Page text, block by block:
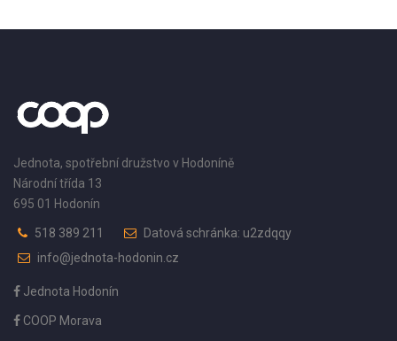
Jednota, spotřební družstvo v Hodoníně
Národní třída 13
695 01 Hodonín
518 389 211
Datová schránka: u2zdqqy
info@jednota-hodonin.cz
Jednota Hodonín
COOP Morava